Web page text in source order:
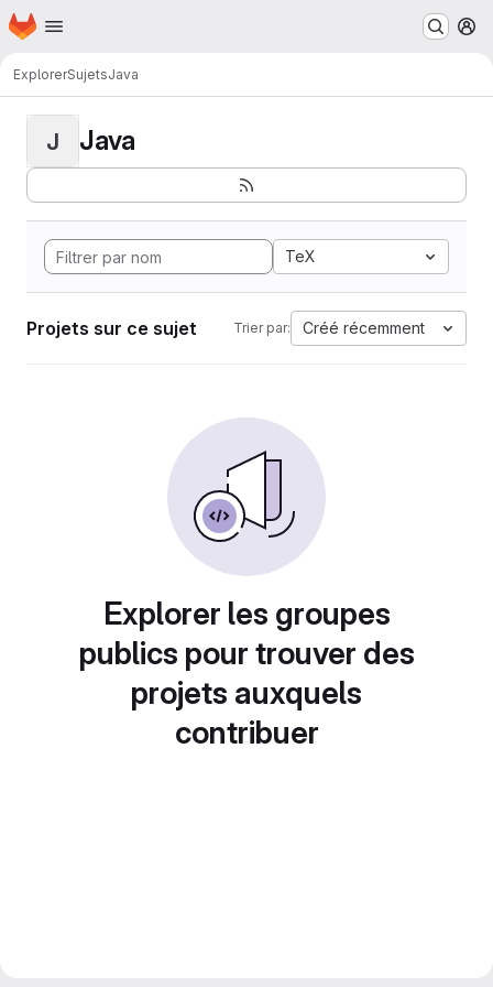
Passer au contenu principal
Page d'accueil
ExplorerSujetsJava
J Java
TeX
Projets sur ce sujet Trier par: Créé récemment
Explorer les groupes
publics pour trouver des
projets auxquels
contribuer